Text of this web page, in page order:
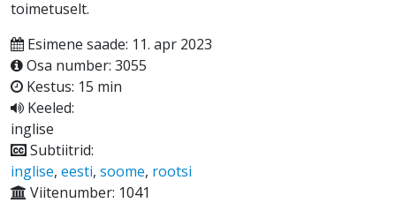
toimetuselt.
Esimene saade: 11. apr 2023
Osa number: 3055
Kestus: 15 min
Keeled:
inglise
Subtiitrid:
inglise, eesti, soome, rootsi
Viitenumber: 1041